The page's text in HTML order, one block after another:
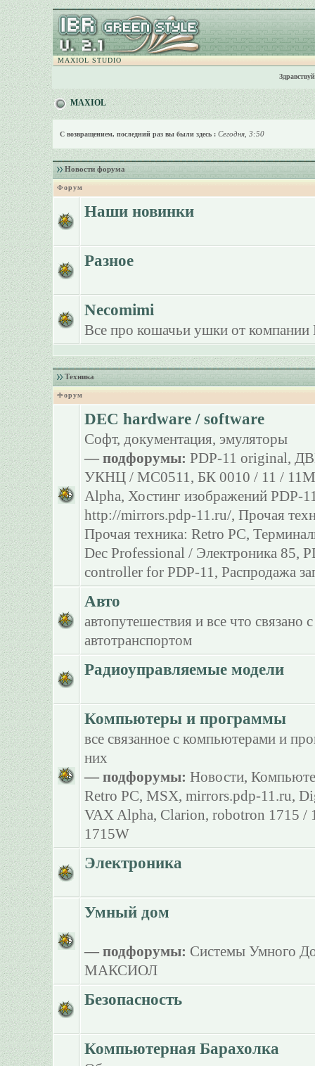
MAXIOL STUDIO
MAXIOL
С возвращением, последний раз вы были здесь : Сегодня, 3:50
Новости форума
Форум
Наши новинки
Разное
Necomimi
Все про кошачьи ушки от компании
Техника
Форум
DEC hardware / software
Софт, документация, эмуляторы
— подфорумы: PDP-11 original ,
УКНЦ / МС0511 , БК 0010 / 11 / 11M
Alpha, Хостинг изображений PDP-
http://mirrors.pdp-11.ru/, Прочая
Прочая техника: Retro PC,
Dec Professional / Электроника 85,
controller for PDP-11 , Распродажа
Авто
автопутешествия и все что связано с
автотранспортом
Радиоуправляемые модели
Компьютеры и программы
все связанное с компьютерами и
них
— подфорумы: Новости,
Retro PC, MSX, mirrors.pdp-11.ru,
VAX Alpha, Clarion, robotron 1715 /
1715W
Электроника
Умный дом
— подфорумы: Системы Умного
МАКСИОЛ
Безопасность
Компьютерная Барахолка